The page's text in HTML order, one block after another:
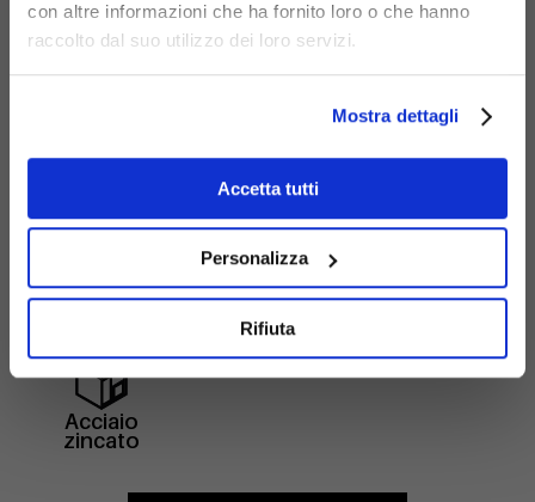
con altre informazioni che ha fornito loro o che hanno
raccolto dal suo utilizzo dei loro servizi.
Mostra dettagli
Accetta tutti
Personalizza
Rifiuta
Materiali
Acciaio
zincato